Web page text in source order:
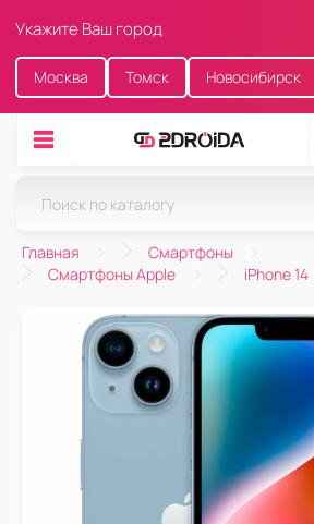
Укажите Ваш город
Москва Томск Новосибирск
Главная
Смартфоны
Смартфоны Apple
iPhone 14